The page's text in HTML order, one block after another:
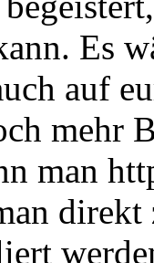
Es
auf
mehr
man
direkt